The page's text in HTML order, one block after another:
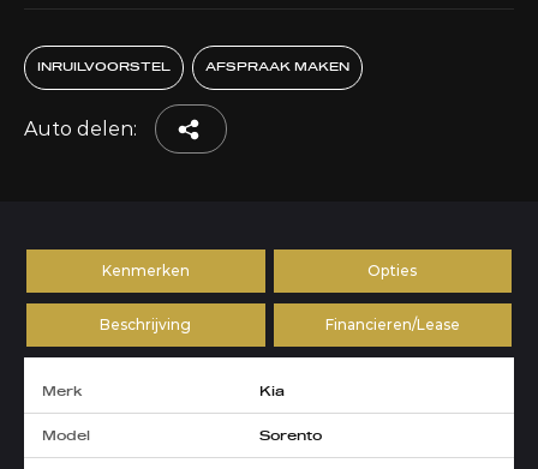
INRUILVOORSTEL AFSPRAAK MAKEN
Auto delen:
Kenmerken Opties
Beschrijving Financieren/Lease
Merk Kia
Model Sorento